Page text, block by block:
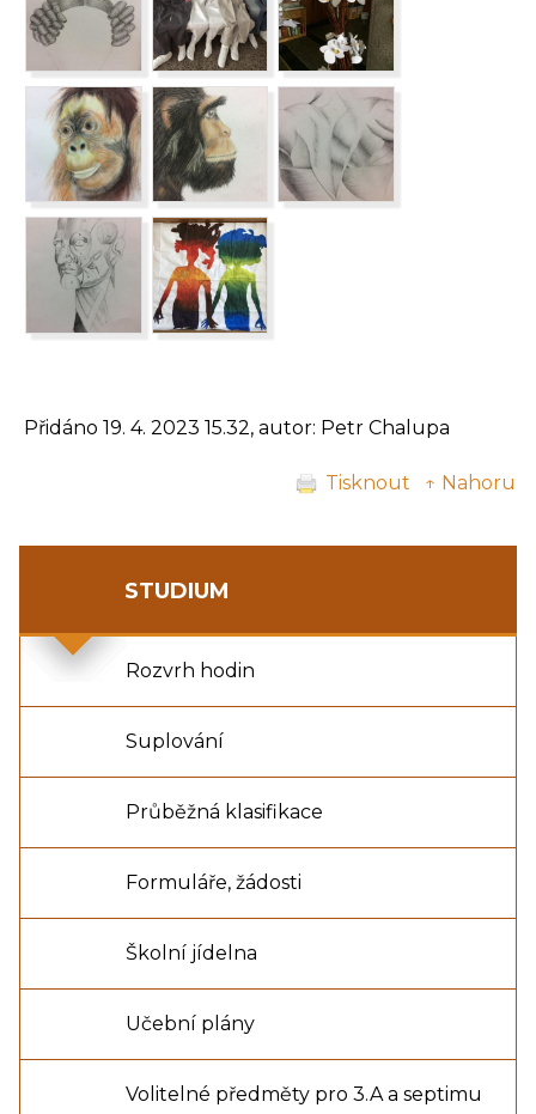
Přidáno 19. 4. 2023 15.32, autor: Petr Chalupa
Tisknout ↑ Nahoru
STUDIUM
Rozvrh hodin
Suplování
Průběžná klasifikace
Formuláře, žádosti
Školní jídelna
Učební plány
Volitelné předměty pro 3.A a septimu